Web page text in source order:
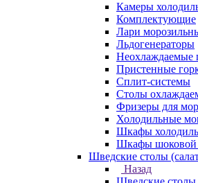
Камеры
Комплектующие
Лари
Льдогенераторы
Неохлаждаемые
Пристенные
Сплит-системы
Столы
Фризеры для
Холодильные
Шкафы
Шкафы шоковой
Шведские столы
Назад